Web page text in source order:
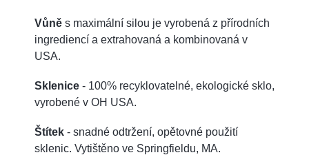
Vůně s maximální silou je vyrobená z přírodních
ingrediencí a extrahovaná a kombinovaná v
USA.
Sklenice - 100% recyklovatelné, ekologické sklo,
vyrobené v OH USA.
Štítek - snadné odtržení, opětovné použití
sklenic. Vytištěno ve Springfieldu, MA.